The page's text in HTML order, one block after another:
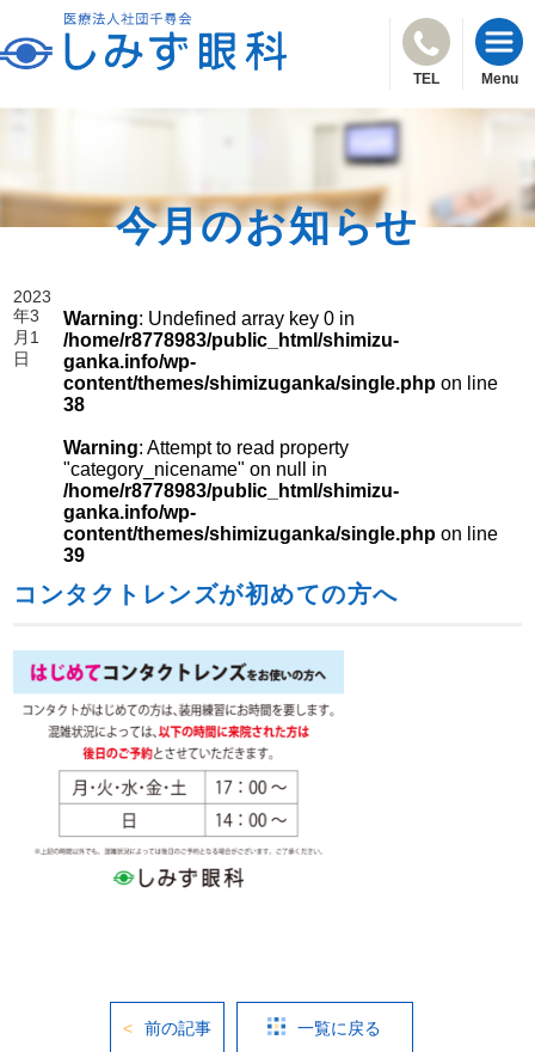
TEL Menu
今月のお知らせ
2023
年3
月1
日
Warning: Undefined array key 0 in
/home/r8778983/public_html/shimizu-
ganka.info/wp-
content/themes/shimizuganka/single.php on line
38
Warning: Attempt to read property
"category_nicename" on null in
/home/r8778983/public_html/shimizu-
ganka.info/wp-
content/themes/shimizuganka/single.php on line
39
コンタクトレンズが初めての方へ
前の記事 一覧に戻る